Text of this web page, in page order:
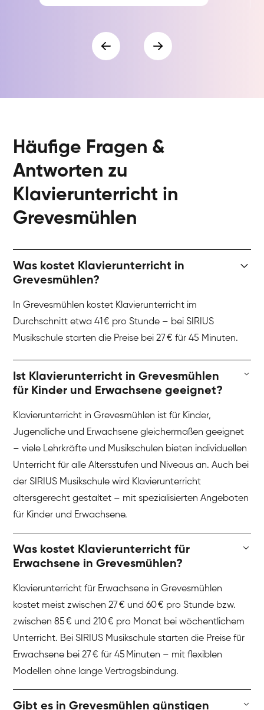
Häufige Fragen &
Antworten zu
Klavierunterricht in
Grevesmühlen
Was kostet Klavierunterricht in
Grevesmühlen?
In Grevesmühlen kostet Klavierunterricht im
Durchschnitt etwa 41 € pro Stunde – bei SIRIUS
Musikschule starten die Preise bei 27 € für 45 Minuten.
Ist Klavierunterricht in Grevesmühlen
für Kinder und Erwachsene geeignet?
Klavierunterricht in Grevesmühlen ist für Kinder,
Jugendliche und Erwachsene gleichermaßen geeignet
– viele Lehrkräfte und Musikschulen bieten individuellen
Unterricht für alle Altersstufen und Niveaus an. Auch bei
der SIRIUS Musikschule wird Klavierunterricht
altersgerecht gestaltet – mit spezialisierten Angeboten
für Kinder und Erwachsene.
Was kostet Klavierunterricht für
Erwachsene in Grevesmühlen?
Klavierunterricht für Erwachsene in Grevesmühlen
kostet meist zwischen 27 € und 60 € pro Stunde bzw.
zwischen 85 € und 210 € pro Monat bei wöchentlichem
Unterricht. Bei SIRIUS Musikschule starten die Preise für
Erwachsene bei 27 € für 45 Minuten – mit flexiblen
Modellen ohne lange Vertragsbindung.
Gibt es in Grevesmühlen günstigen